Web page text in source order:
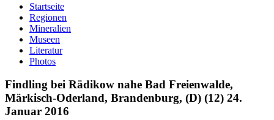
Startseite
Regionen
Mineralien
Museen
Literatur
Photos
Findling bei Rädikow nahe Bad Freienwalde,
Märkisch-Oderland, Brandenburg, (D) (12) 24.
Januar 2016